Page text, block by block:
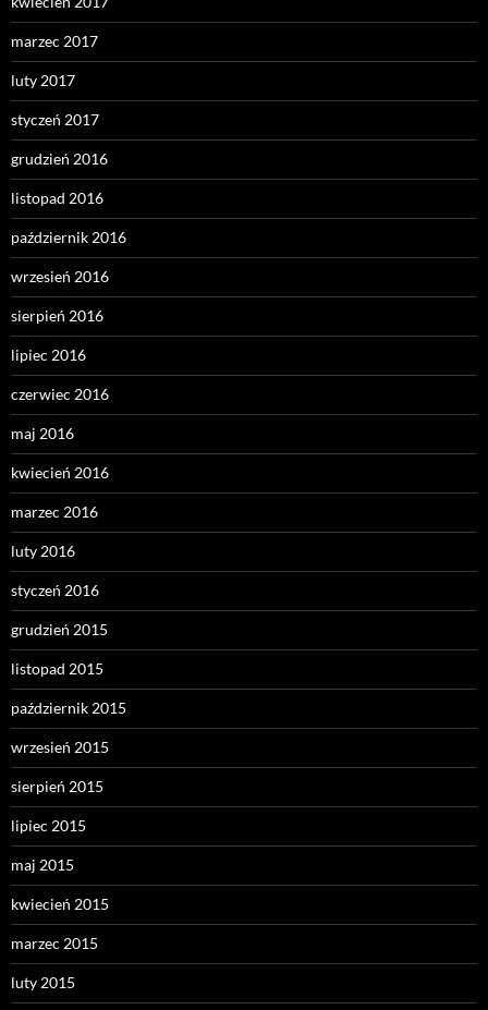
marzec 2017
luty 2017
styczeń 2017
grudzień 2016
listopad 2016
październik 2016
wrzesień 2016
sierpień 2016
lipiec 2016
czerwiec 2016
maj 2016
kwiecień 2016
marzec 2016
luty 2016
styczeń 2016
grudzień 2015
listopad 2015
październik 2015
wrzesień 2015
sierpień 2015
lipiec 2015
maj 2015
kwiecień 2015
marzec 2015
luty 2015